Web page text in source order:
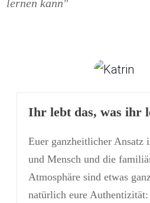
lernen kann"
Ihr lebt das, was ihr
Euer ganzheitlicher Ansatz
und Mensch und die
Atmosphäre sind etwas
natürlich eure